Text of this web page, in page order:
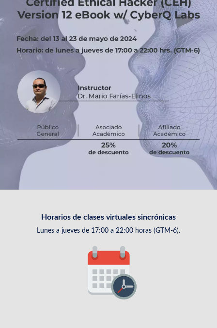
Horarios de clases virtuales sincrónicas
Lunes a jueves de 17:00 a 22:00 horas (GTM-6).